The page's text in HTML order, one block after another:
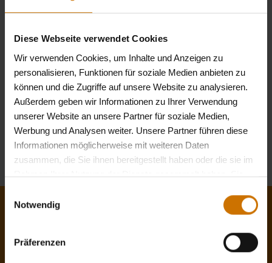
Diese Webseite verwendet Cookies
Wir verwenden Cookies, um Inhalte und Anzeigen zu
personalisieren, Funktionen für soziale Medien anbieten zu
können und die Zugriffe auf unsere Website zu analysieren.
Außerdem geben wir Informationen zu Ihrer Verwendung
unserer Website an unsere Partner für soziale Medien,
Werbung und Analysen weiter. Unsere Partner führen diese
Informationen möglicherweise mit weiteren Daten
zusammen, die Sie ihnen bereitgestellt haben oder die sie im
Rahmen Ihrer Nutzung der Dienste gesammelt haben. Sie
Webseite weiterhin nutzen.
Notwendig
Präferenzen
regelmäßigen Inanspruchnahme von Akupunktur
Kooperationspartner, der INTER
Krankenversicherung, beraten zu lassen. Weitere
Informationen zu einer passenden
Zusatzversicherung finden Sie hier:
» Ambulante Zusatzversicherung der INTER (externer
Link)
« zurück zum Lexikon A-Z
Dank des unkomplizierten Online-